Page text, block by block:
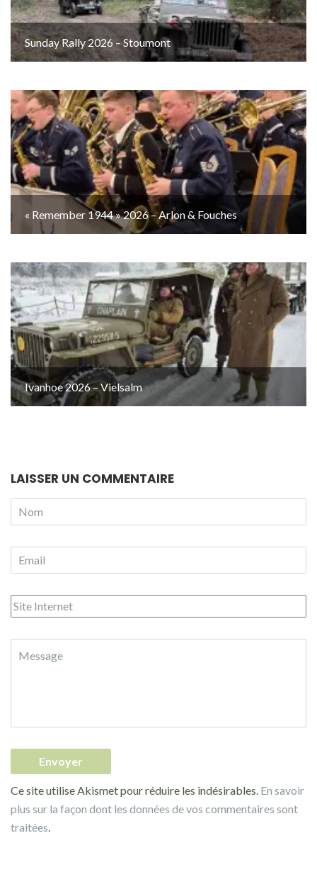
Sunday Rally 2026 – Stoumont
« Remember 1944 » 2026 – Arlon & Fouches
Ivanhoe 2026 – Vielsalm
LAISSER UN COMMENTAIRE
Ce site utilise Akismet pour réduire les indésirables. En savoir
plus sur la façon dont les données de vos commentaires sont
traitées